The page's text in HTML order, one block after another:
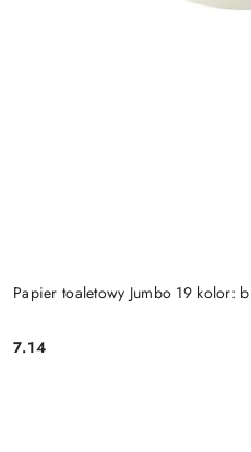
Papier toaletowy Jumbo 19 kolor:
Cena:
7.14